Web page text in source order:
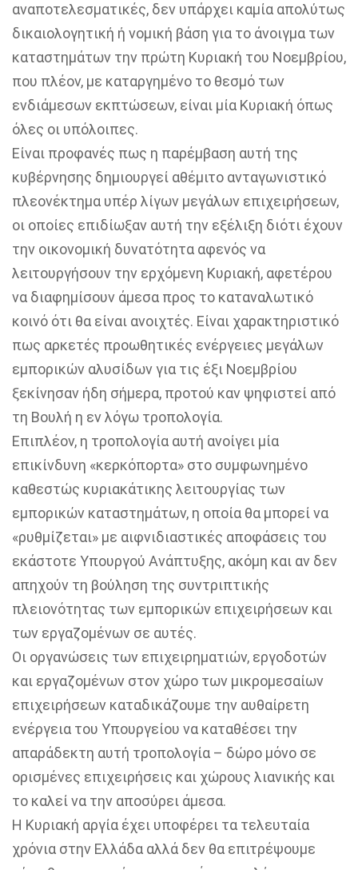
αναποτελεσματικές, δεν υπάρχει καμία απολύτως
δικαιολογητική ή νομική βάση για το άνοιγμα των
καταστημάτων την πρώτη Κυριακή του Νοεμβρίου,
που πλέον, με καταργημένο το θεσμό των
ενδιάμεσων εκπτώσεων, είναι μία Κυριακή όπως
όλες οι υπόλοιπες.
Είναι προφανές πως η παρέμβαση αυτή της
κυβέρνησης δημιουργεί αθέμιτο ανταγωνιστικό
πλεονέκτημα υπέρ λίγων μεγάλων επιχειρήσεων,
οι οποίες επιδίωξαν αυτή την εξέλιξη διότι έχουν
την οικονομική δυνατότητα αφενός να
λειτουργήσουν την ερχόμενη Κυριακή, αφετέρου
να διαφημίσουν άμεσα προς το καταναλωτικό
κοινό ότι θα είναι ανοιχτές. Είναι χαρακτηριστικό
πως αρκετές προωθητικές ενέργειες μεγάλων
εμπορικών αλυσίδων για τις έξι Νοεμβρίου
ξεκίνησαν ήδη σήμερα, προτού καν ψηφιστεί από
τη Βουλή η εν λόγω τροπολογία.
Επιπλέον, η τροπολογία αυτή ανοίγει μία
επικίνδυνη «κερκόπορτα» στο συμφωνημένο
καθεστώς κυριακάτικης λειτουργίας των
εμπορικών καταστημάτων, η οποία θα μπορεί να
«ρυθμίζεται» με αιφνιδιαστικές αποφάσεις του
εκάστοτε Υπουργού Ανάπτυξης, ακόμη και αν δεν
απηχούν τη βούληση της συντριπτικής
πλειονότητας των εμπορικών επιχειρήσεων και
των εργαζομένων σε αυτές.
Οι οργανώσεις των επιχειρηματιών, εργοδοτών
και εργαζομένων στον χώρο των μικρομεσαίων
επιχειρήσεων καταδικάζουμε την αυθαίρετη
ενέργεια του Υπουργείου να καταθέσει την
απαράδεκτη αυτή τροπολογία – δώρο μόνο σε
ορισμένες επιχειρήσεις και χώρους λιανικής και
το καλεί να την αποσύρει άμεσα.
Η Κυριακή αργία έχει υποφέρει τα τελευταία
χρόνια στην Ελλάδα αλλά δεν θα επιτρέψουμε